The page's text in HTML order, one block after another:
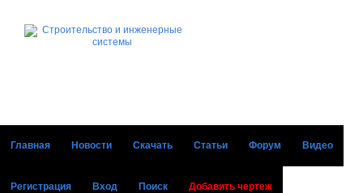
Главная Новости Скачать Статьи Форум Видео
Регистрация Вход Поиск Добавить чертеж